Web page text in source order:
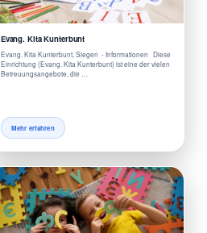
Evang. Kita Kunterbunt
Evang. Kita Kunterbunt, Siegen - Informationen Diese
Einrichtung (Evang. Kita Kunterbunt) ist eine der vielen
Betreuungsangebote, die …
Mehr erfahren